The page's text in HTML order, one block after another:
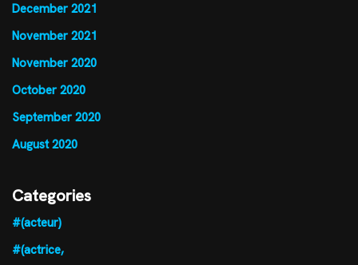
December 2021
November 2021
November 2020
October 2020
September 2020
August 2020
Categories
#(acteur)
#(actrice,